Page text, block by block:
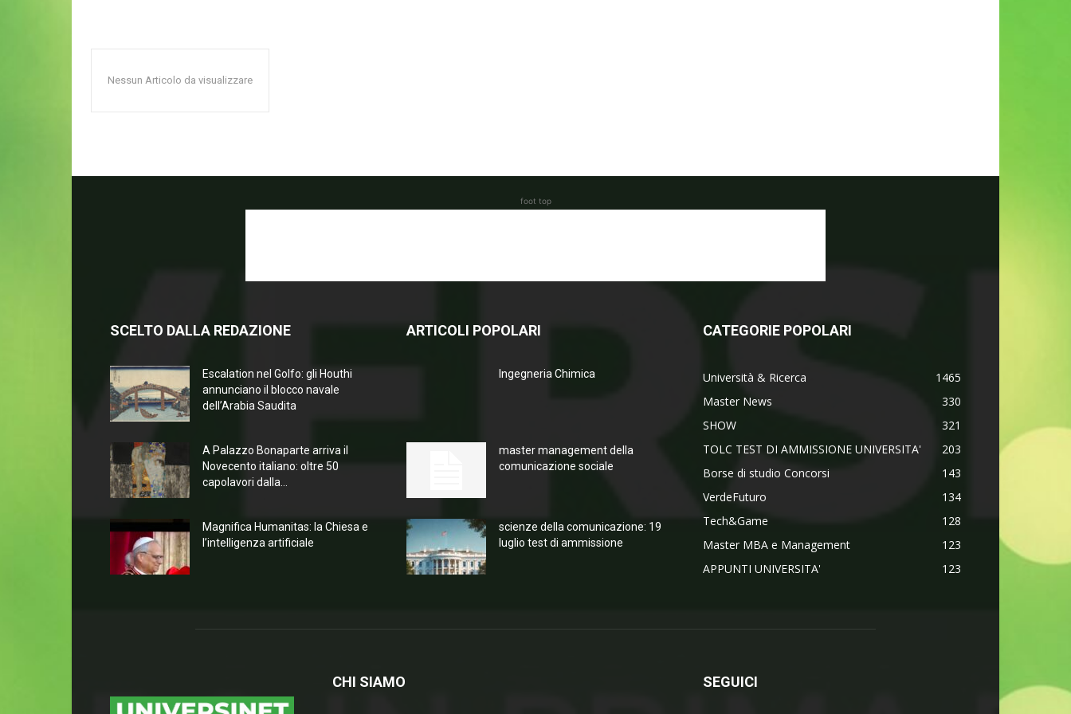
Nessun Articolo da visualizzare
foot top
SCELTO DALLA REDAZIONE
Escalation nel Golfo: gli Houthi
annunciano il blocco navale
dell’Arabia Saudita
A Palazzo Bonaparte arriva il
Novecento italiano: oltre 50
capolavori dalla...
Magnifica Humanitas: la Chiesa e
l’intelligenza artificiale
ARTICOLI POPOLARI
Ingegneria Chimica
master management della
comunicazione sociale
scienze della comunicazione: 19
luglio test di ammissione
CATEGORIE POPOLARI
Università & Ricerca
1465
Master News
330
SHOW
321
TOLC TEST DI AMMISSIONE UNIVERSITA'
203
Borse di studio Concorsi
143
VerdeFuturo
134
Tech&Game
128
Master MBA e Management
123
APPUNTI UNIVERSITA'
123
CHI SIAMO SEGUICI